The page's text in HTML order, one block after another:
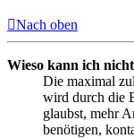
Nach oben
Wieso kann ich
Die maximal
wird durch die
glaubst, mehr
benötigen,